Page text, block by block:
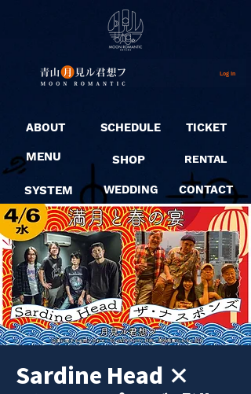
Log In
ABOUT
MENU
SYSTEM
SCHEDULE
SHOP
WEDDING
TICKET
RENTAL
CONTACT
Sardine Head ×